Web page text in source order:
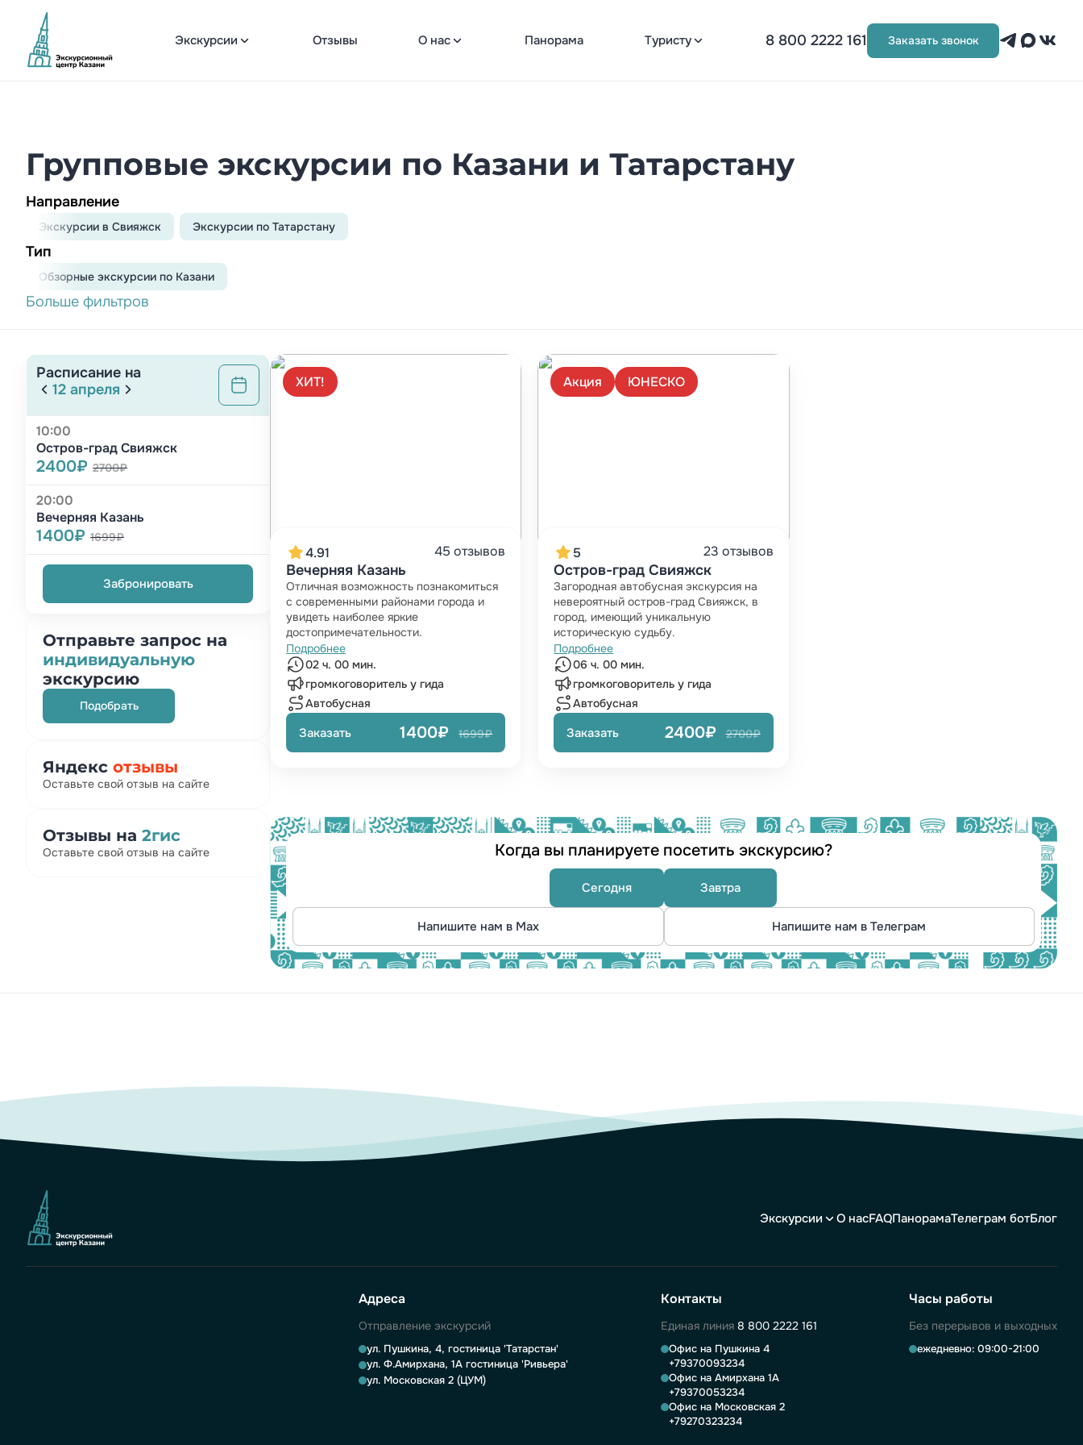
Экскурсии Отзывы О нас Панорама Туристу 8 800 2222 161 Заказать звонок
Групповые экскурсии по Казани и Татарстану
Направление
Экскурсии в Свияжск Экскурсии по Татарстану
Тип
Обзорныe экскурсии по Казани
Больше фильтров
Расписание на
12 апреля
10:00
Остров-град Свияжск
2400₽ 2700₽
20:00
Вечерняя Казань
1400₽ 1699₽
Забронировать
Отправьте запрос на
индивидуальную
экскурсию
Подобрать
Яндекс отзывы
Оставьте свой отзыв на сайте
Отзывы на 2гис
Оставьте свой отзыв на сайте
ХИТ!
4.91 45 отзывов
Вечерняя Казань
Отличная возможность познакомиться
с современными районами города и
увидеть наиболее яркие
достопримечательности.
Подробнее
02 ч. 00 мин.
громкоговоритель у гида
Автобусная
Заказать 1400₽ 1699₽
Акция ЮНЕСКО
5 23 отзывов
Остров-град Свияжск
Загородная автобусная экскурсия на
невероятный остров-град Свияжск, в
город, имеющий уникальную
историческую судьбу.
Подробнее
06 ч. 00 мин.
громкоговоритель у гида
Автобусная
Заказать 2400₽ 2700₽
Когда вы планируете посетить экскурсию?
Сегодня Завтра
Напишите нам в Max Напишите нам в Телеграм
Экскурсии О насFAQПанорамаТелеграм ботБлог
Адреса
Отправление экскурсий
ул. Пушкина, 4, гостиница 'Татарстан'
ул. Ф.Амирхана, 1А гостиница 'Ривьера'
ул. Московская 2 (ЦУМ)
Контакты
Единая линия 8 800 2222 161
Офис на Пушкина 4
+79370093234
Офис на Амирхана 1А
+79370053234
Офис на Московская 2
+79270323234
Часы работы
Без перерывов и выходных
ежедневно: 09:00-21:00